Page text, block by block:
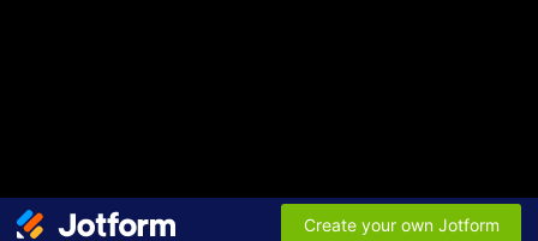
Create your own Jotform